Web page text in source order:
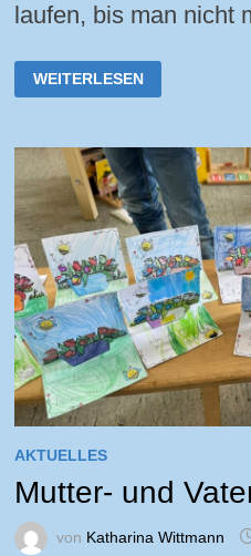
laufen, bis man nicht
LAUFABZEICHEN
WEITERLESEN
AKTUELLES
Mutter- und
von Katharina Wittmann